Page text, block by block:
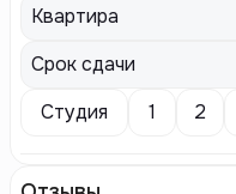
Квартира
Срок сдачи
Студия
1 2